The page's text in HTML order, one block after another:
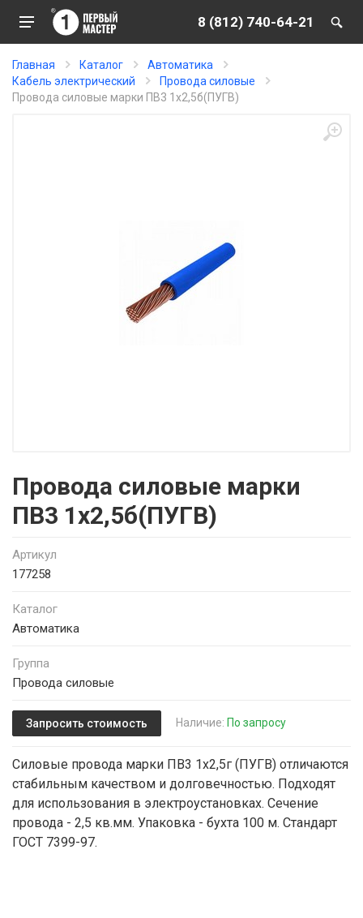
8 (812) 740-64-21
Главная Каталог
Автоматика
Кабель электрический
Провода силовые
Провода силовые марки ПВ3 1х2,5б(ПУГВ)
Провода силовые марки
ПВ3 1х2,5б(ПУГВ)
Артикул
177258
Каталог
Автоматика
Группа
Провода силовые
Запросить стоимость Наличие: По запросу
Силовые провода марки ПВ3 1х2,5г (ПУГВ) отличаются
стабильным качеством и долговечностью. Подходят
для использования в электроустановках. Сечение
провода - 2,5 кв.мм. Упаковка - бухта 100 м. Стандарт
ГОСТ 7399-97.